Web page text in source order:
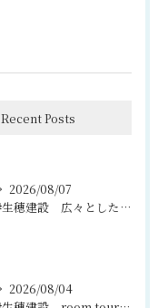
Recent Posts
2026/08/07
#生穂建設 広々としたウッドデッキは、室内と庭を繋ぐ心地よい...
2026/08/04